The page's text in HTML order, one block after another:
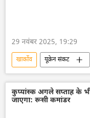
29 नवंबर 2025, 19:29
खार्कोव यूक्रेन संकट
डोनेट्स्क पीपुल्स रिपब्लिक
रक्षा मंत्रालय (MoD)
यूक्रेन
कुप्यांस्क अगले सप्ताह के
जाएगा: रूसी कमांडर